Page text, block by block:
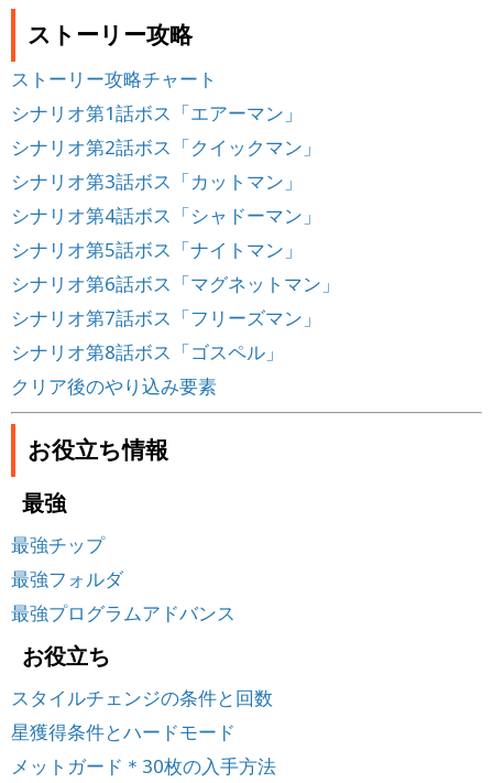
ストーリー攻略
ストーリー攻略チャート
シナリオ第1話ボス「エアーマン」
シナリオ第2話ボス「クイックマン」
シナリオ第3話ボス「カットマン」
シナリオ第4話ボス「シャドーマン」
シナリオ第5話ボス「ナイトマン」
シナリオ第6話ボス「マグネットマン」
シナリオ第7話ボス「フリーズマン」
シナリオ第8話ボス「ゴスペル」
クリア後のやり込み要素
お役立ち情報
最強
最強チップ
最強フォルダ
最強プログラムアドバンス
お役立ち
スタイルチェンジの条件と回数
星獲得条件とハードモード
メットガード＊30枚の入手方法